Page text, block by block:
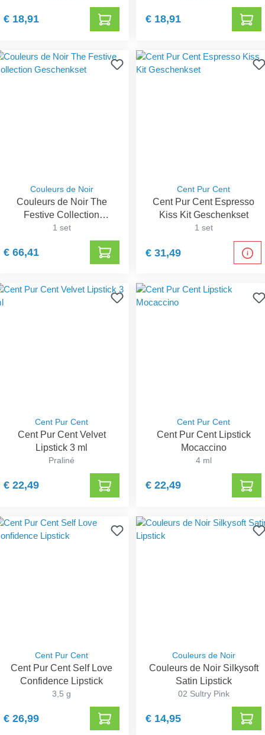
€ 18,91 € 18,91
Couleurs de Noir
Couleurs de Noir The
Festive Collection
Geschenkset
1 set
€ 66,41
Cent Pur Cent
Cent Pur Cent Espresso
Kiss Kit Geschenkset
1 set
€ 31,49
Cent Pur Cent
Cent Pur Cent Velvet
Lipstick 3 ml
Praliné
€ 22,49
Cent Pur Cent
Cent Pur Cent Lipstick
Mocaccino
4 ml
€ 22,49
Cent Pur Cent
Cent Pur Cent Self Love
Confidence Lipstick
3,5 g
€ 26,99
Couleurs de Noir
Couleurs de Noir Silkysoft
Satin Lipstick
02 Sultry Pink
€ 14,95